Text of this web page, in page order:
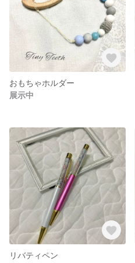
おもちゃホルダー
展示中
リバティペン